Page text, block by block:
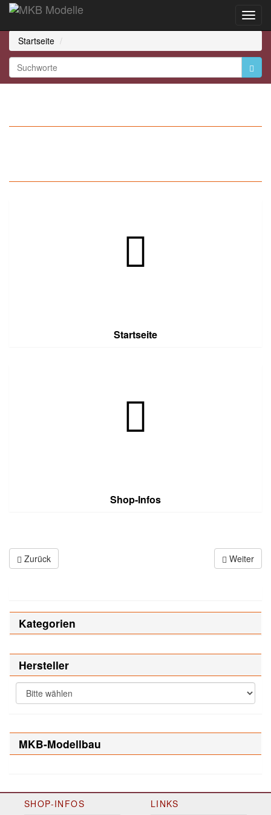
Startseite
Startseite
Shop-Infos
Weiter
Zurück
Kategorien
Hersteller
MKB-Modellbau
SHOP-INFOS LINKS